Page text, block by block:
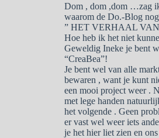
Dom , dom ,dom …zag
waarom de Do.-Blog
” HET VERHAAL
Hoe heb ik het niet
Geweldig Ineke je bent
“CreaBea”!
Je bent wel van alle
bewaren , want je kunt
een mooi project weer .
met lege handen
het volgende . Geen
er vast wel weer iets
je het hier liet zien en